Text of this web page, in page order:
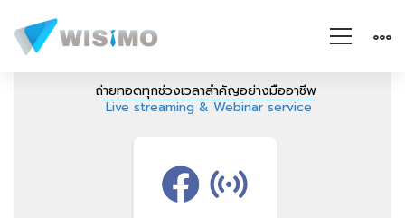
ServicesLive streaming & Webinar service
ถ่ายทอดทุกช่วงเวลาสำคัญอย่างมืออาชีพ